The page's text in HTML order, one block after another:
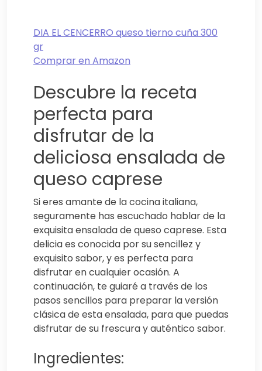
DIA EL CENCERRO queso tierno cuña 300
gr
Comprar en Amazon
Descubre la receta
perfecta para
disfrutar de la
deliciosa ensalada de
queso caprese
Si eres amante de la cocina italiana,
seguramente has escuchado hablar de la
exquisita ensalada de queso caprese. Esta
delicia es conocida por su sencillez y
exquisito sabor, y es perfecta para
disfrutar en cualquier ocasión. A
continuación, te guiaré a través de los
pasos sencillos para preparar la versión
clásica de esta ensalada, para que puedas
disfrutar de su frescura y auténtico sabor.
Ingredientes: